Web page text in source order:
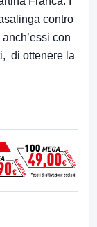
contro
con
di ottenere la